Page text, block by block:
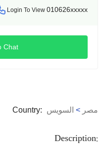
Login To View 010626xxxxx
Chat
Country:
مصر > السويس
Description: